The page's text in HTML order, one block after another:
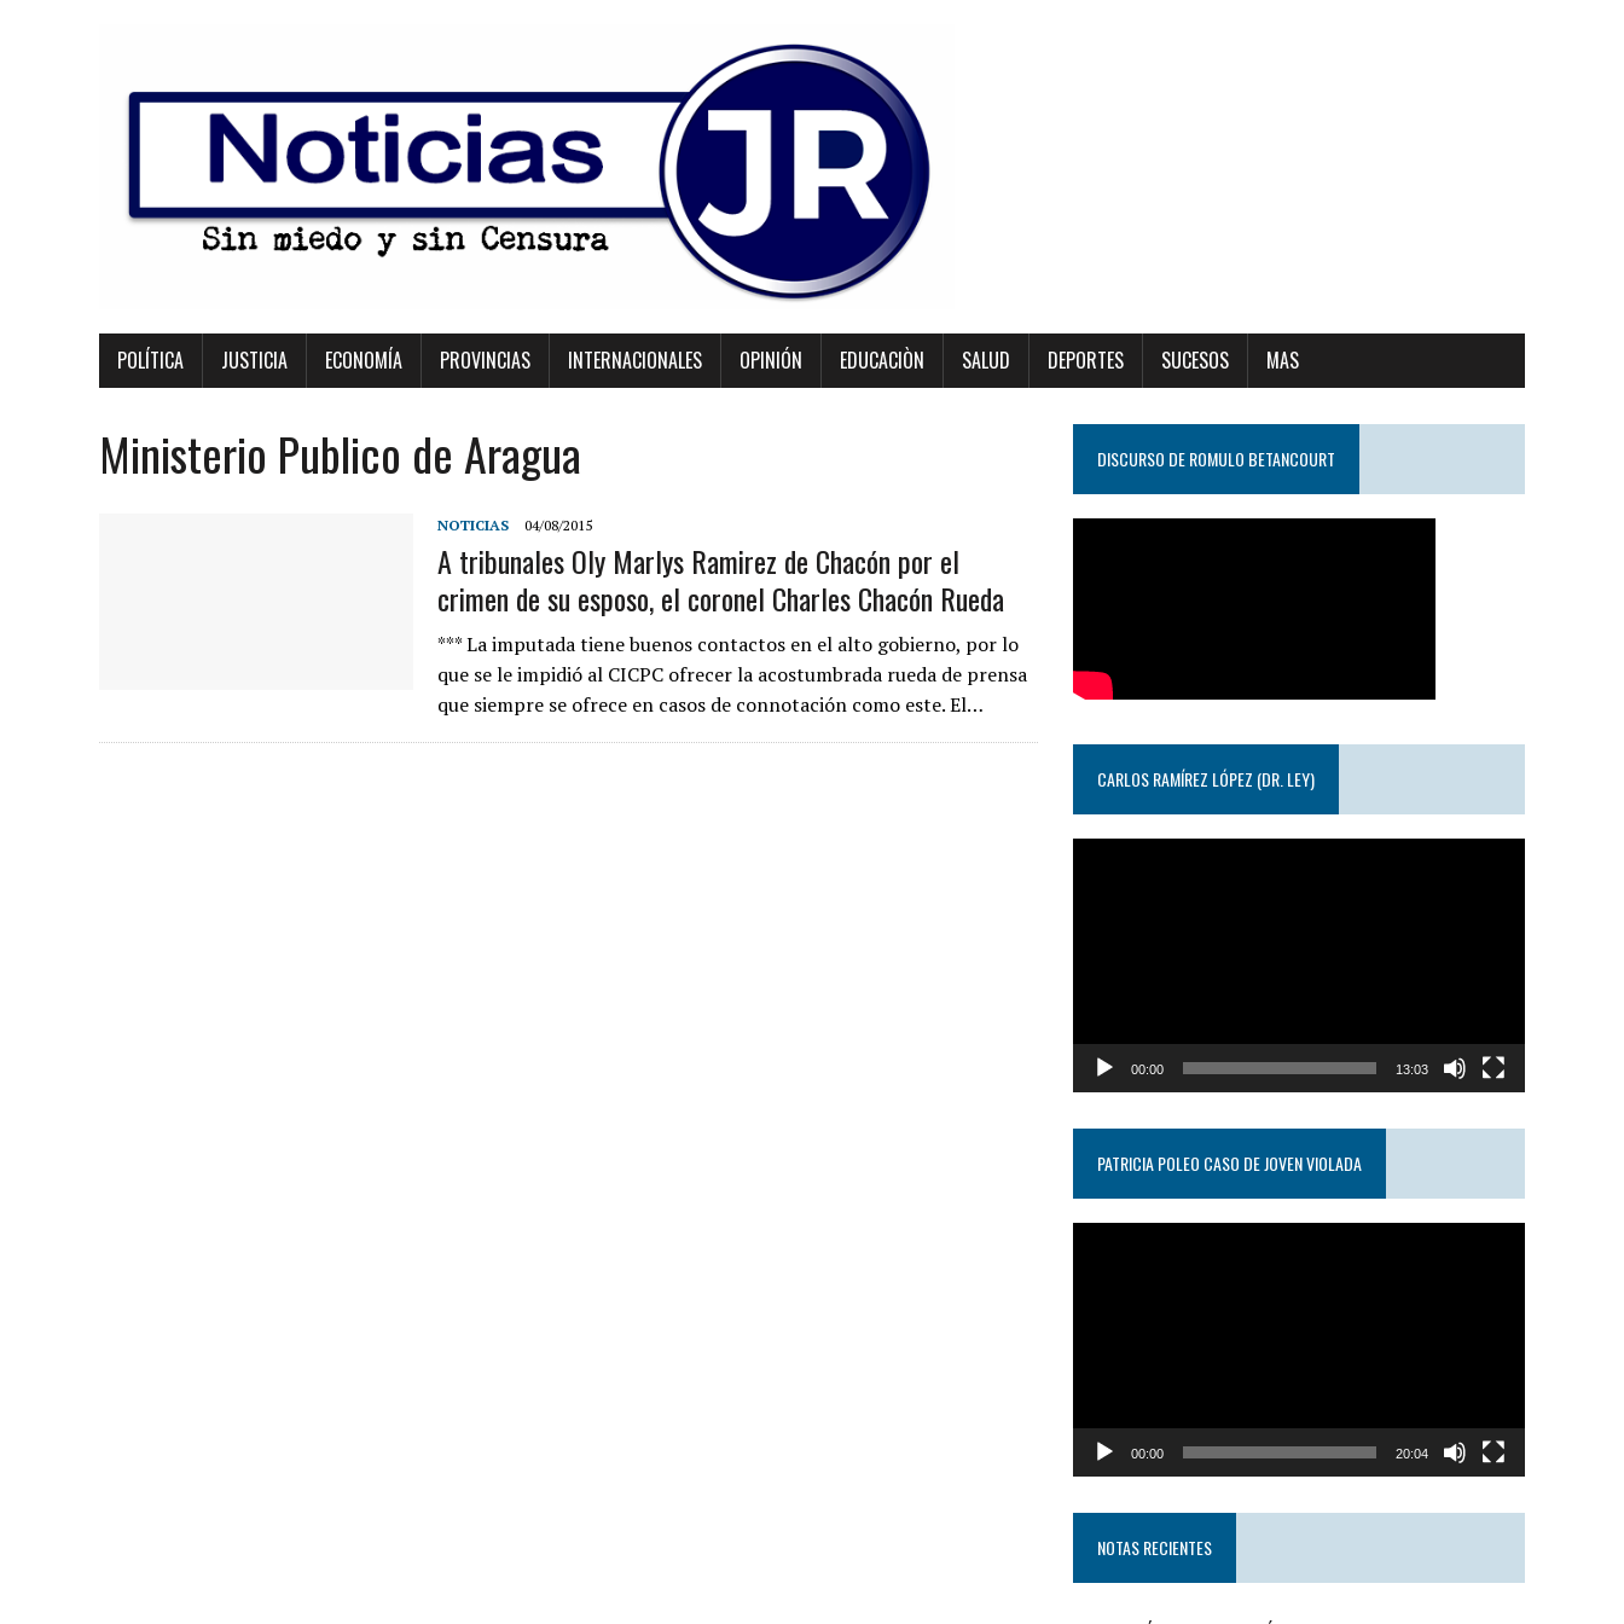
POLÍTICA JUSTICIA ECONOMÍA PROVINCIAS INTERNACIONALES OPINIÓN EDUCACIÒN SALUD DEPORTES SUCESOS MAS
Ministerio Publico de Aragua
NOTICIAS 04/08/2015
A tribunales Oly Marlys Ramirez de Chacón por el
crimen de su esposo, el coronel Charles Chacón Rueda
*** La imputada tiene buenos contactos en el alto gobierno, por lo
que se le impidió al CICPC ofrecer la acostumbrada rueda de prensa
que siempre se ofrece en casos de connotación como este. El…
DISCURSO DE ROMULO BETANCOURT
CARLOS RAMÍREZ LÓPEZ (DR. LEY)
00:00 13:03
PATRICIA POLEO CASO DE JOVEN VIOLADA
00:00 20:04
NOTAS RECIENTES